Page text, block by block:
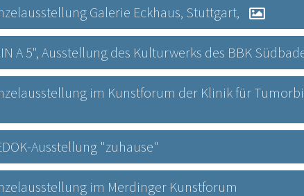
Galerie Eckhaus, Stuttgart,
A 5", Ausstellung des Kulturwerks des BBK
im Kunstforum der Klinik für
Ausstellung "zuhause"
im Merdinger Kunstforum